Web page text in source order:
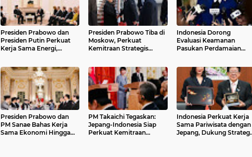
Presiden Prabowo dan
Presiden Putin Perkuat
Kerja Sama Energi,
Presiden Prabowo Tiba di
Moskow, Perkuat
Kemitraan Strategis
Indonesia Dorong
Evaluasi Keamanan
Pasukan Perdamaian
Presiden Prabowo dan
PM Sanae Bahas Kerja
Sama Ekonomi Hingga
PM Takaichi Tegaskan:
Jepang-Indonesia Siap
Perkuat Kemitraan
Indonesia Perkuat Kerja
Sama Pariwisata dengan
Jepang, Dukung Strategi